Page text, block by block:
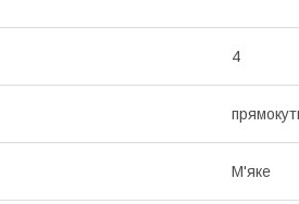
4
М'яке